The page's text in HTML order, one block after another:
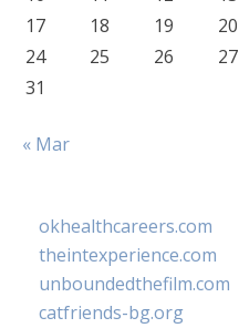
17
18 19 20
24
25 26 27
31
« Mar
okhealthcareers.com
theintexperience.com
unboundedthefilm.com
catfriends-bg.org